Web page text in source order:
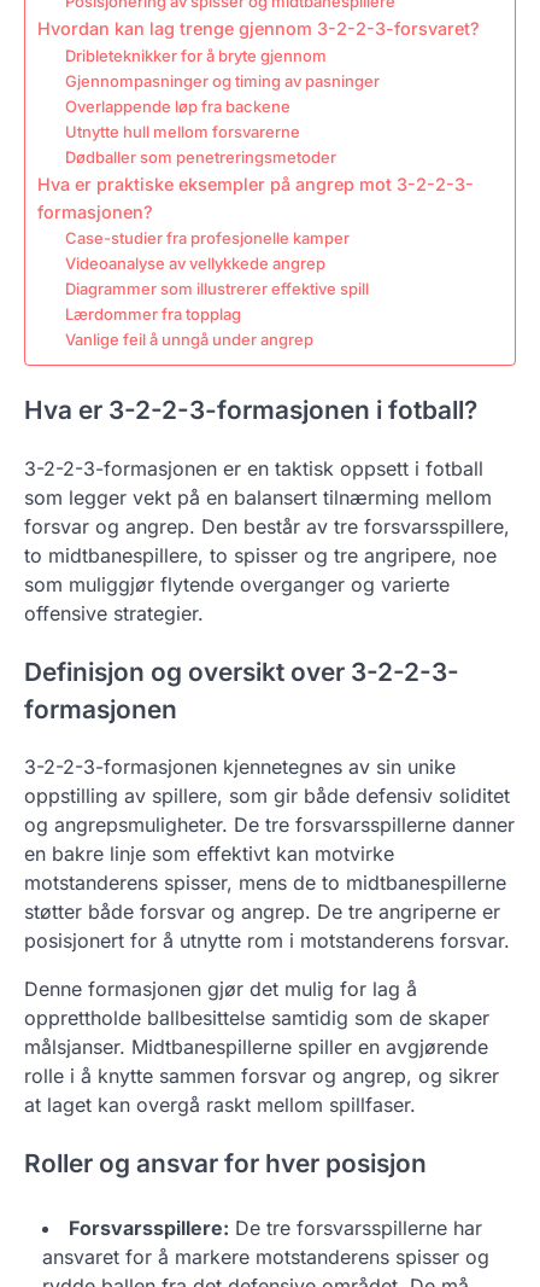
Hvordan kan lag trenge gjennom 3-2-2-3-forsvaret?
Dribleteknikker for å bryte gjennom
Gjennompasninger og timing av pasninger
Overlappende løp fra backene
Utnytte hull mellom forsvarerne
Dødballer som penetreringsmetoder
Hva er praktiske eksempler på angrep mot 3-2-2-3-
formasjonen?
Case-studier fra profesjonelle kamper
Videoanalyse av vellykkede angrep
Diagrammer som illustrerer effektive spill
Lærdommer fra topplag
Vanlige feil å unngå under angrep
Hva er 3-2-2-3-formasjonen i fotball?
3-2-2-3-formasjonen er en taktisk oppsett i fotball
som legger vekt på en balansert tilnærming mellom
forsvar og angrep. Den består av tre forsvarsspillere,
to midtbanespillere, to spisser og tre angripere, noe
som muliggjør flytende overganger og varierte
offensive strategier.
Definisjon og oversikt over 3-2-2-3-
formasjonen
3-2-2-3-formasjonen kjennetegnes av sin unike
oppstilling av spillere, som gir både defensiv soliditet
og angrepsmuligheter. De tre forsvarsspillerne danner
en bakre linje som effektivt kan motvirke
motstanderens spisser, mens de to midtbanespillerne
støtter både forsvar og angrep. De tre angriperne er
posisjonert for å utnytte rom i motstanderens forsvar.
Denne formasjonen gjør det mulig for lag å
opprettholde ballbesittelse samtidig som de skaper
målsjanser. Midtbanespillerne spiller en avgjørende
rolle i å knytte sammen forsvar og angrep, og sikrer
at laget kan overgå raskt mellom spillfaser.
Roller og ansvar for hver posisjon
Forsvarsspillere: De tre forsvarsspillerne har
ansvaret for å markere motstanderens spisser og